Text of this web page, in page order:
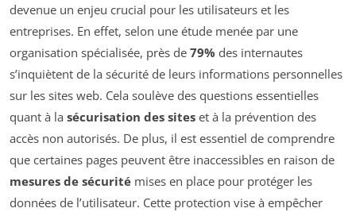
devenue un enjeu crucial pour les utilisateurs et les
entreprises. En effet, selon une étude menée par une
organisation spécialisée, près de 79% des internautes
s’inquiètent de la sécurité de leurs informations personnelles
sur les sites web. Cela soulève des questions essentielles
quant à la sécurisation des sites et à la prévention des
accès non autorisés. De plus, il est essentiel de comprendre
que certaines pages peuvent être inaccessibles en raison de
mesures de sécurité mises en place pour protéger les
données de l’utilisateur. Cette protection vise à empêcher